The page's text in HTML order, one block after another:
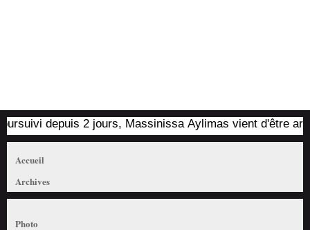
depuis 2 jours, Massinissa Aylimas vient d'être
Accueil
Archives
Photo